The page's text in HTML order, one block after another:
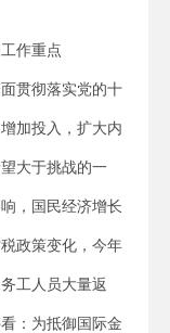
作重点
贯彻落实党的十
加投入，扩大内
大于挑战的一
，国民经济增长
政策变化，今年
工人员大量返
：为抵御国际金